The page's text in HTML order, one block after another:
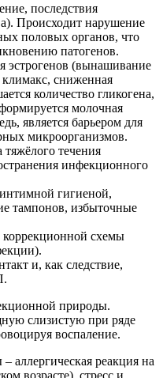
последствия
Происходит нарушение
половых органов, что
патогенов.
эстрогенов (вынашивание
сниженная
количество гликогена,
молочная
является барьером для
микроорганизмов.
течения
инфекционного
гигиеной,
тампонов, избыточные
коррекционной схемы
и, как следствие,
природы.
слизистую при ряде
воспаление.
аллергическая реакция на
возрасте), стресс и